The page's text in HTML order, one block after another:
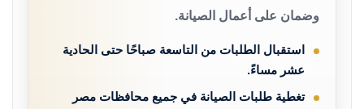
وضمان على أعمال الصيانة.
استقبال الطلبات من التاسعة صباحًا حتى الحادية
عشر مساءً.
تغطية طلبات الصيانة في جميع محافظات مصر